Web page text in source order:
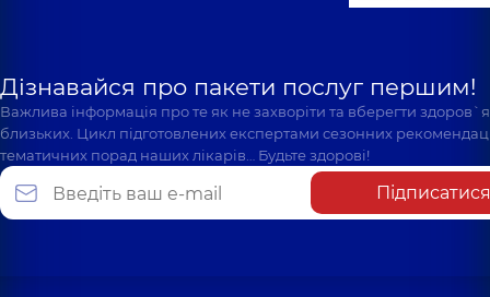
Дізнавайся про пакети послуг першим!
Важлива інформація про те як не захворіти та вберегти
близьких. Цикл підготовлених експертами сезонних
тематичних порад наших лікарів… Будьте здорові!
Підписатися